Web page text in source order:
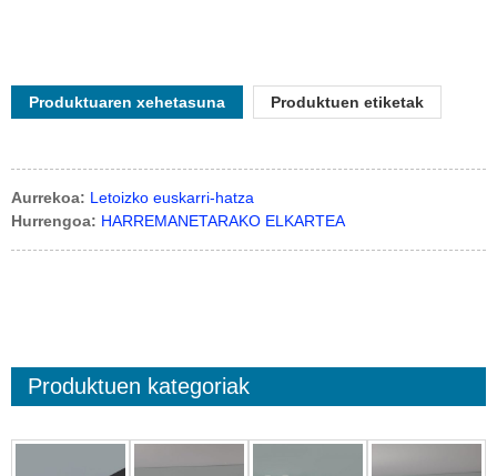
Produktuaren xehetasuna Produktuen etiketak
Aurrekoa: Letoizko euskarri-hatza
Hurrengoa: HARREMANETARAKO ELKARTEA
Produktuen kategoriak